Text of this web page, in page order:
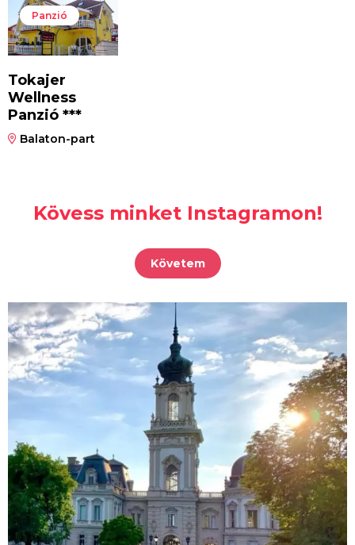
Panzió
Tokajer
Wellness
Panzió ***
Balaton-part
Kövess minket Instagramon!
Követem